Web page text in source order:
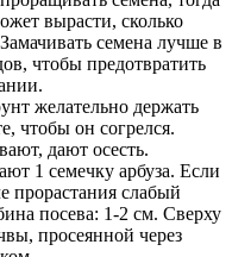
вырасти, сколько
семена лучше в
чтобы предотвратить
желательно держать
чтобы он согрелся.
дают осесть.
1 семечку арбуза. Если
прорастания слабый
посева: 1-2 см. Сверху
просеянной через